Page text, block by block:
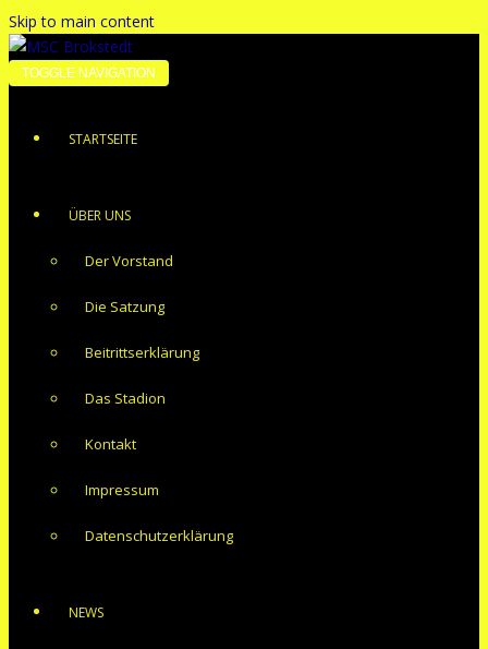
Skip to main content
TOGGLE NAVIGATION
STARTSEITE
ÜBER UNS
Der Vorstand
Die Satzung
Beitrittserklärung
Das Stadion
Kontakt
Impressum
Datenschutzerklärung
NEWS